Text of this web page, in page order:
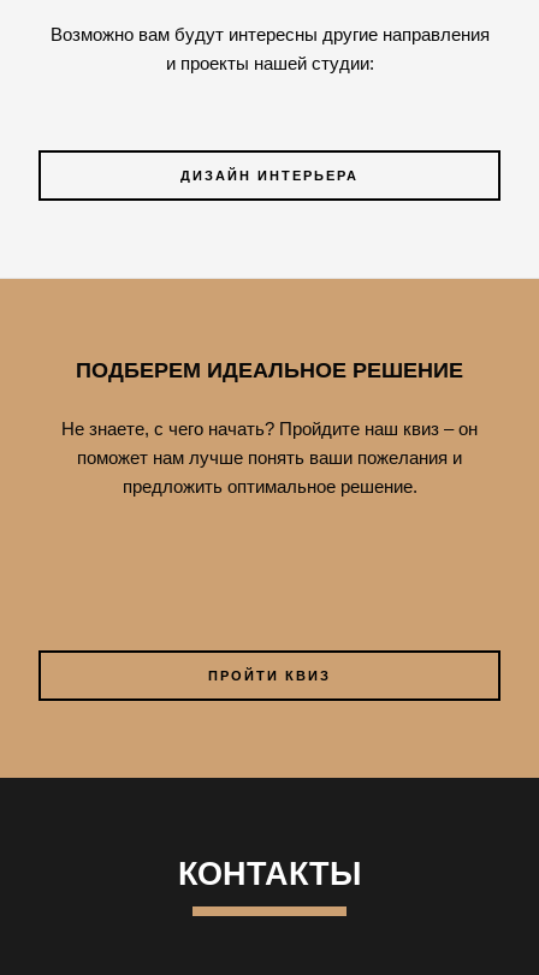
Возможно вам будут интересны другие направления
и проекты нашей студии:
ДИЗАЙН ИНТЕРЬЕРА
ПОДБЕРЕМ ИДЕАЛЬНОЕ РЕШЕНИЕ
Не знаете, с чего начать? Пройдите наш квиз – он
поможет нам лучше понять ваши пожелания и
предложить оптимальное решение.
ПРОЙТИ КВИЗ
КОНТАКТЫ